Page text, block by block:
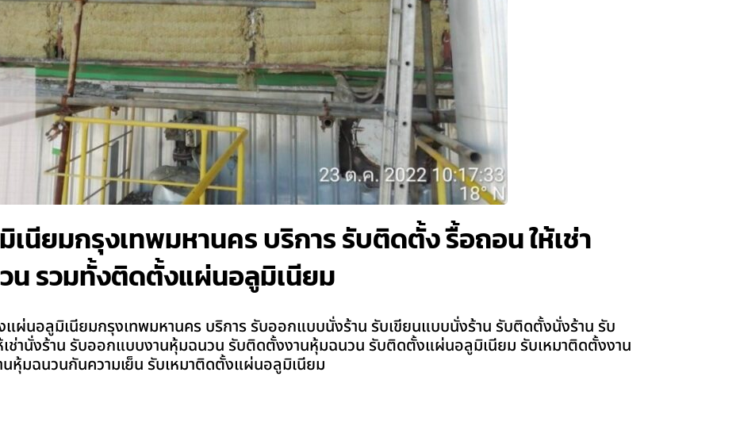
นียมกรุงเทพมหานคร บริการ รับติดตั้ง รื้อถอน ให้เช่า
น รวมทั้งติดตั้งแผ่นอลูมิเนียม
นอลูมิเนียมกรุงเทพมหานคร บริการ รับออกแบบนั่งร้าน รับเขียนแบบนั่งร้าน รับติดตั้งนั่งร้าน รับ
เช่านั่งร้าน รับออกแบบงานหุ้มฉนวน รับติดตั้งงานหุ้มฉนวน รับติดตั้งแผ่นอลูมิเนียม รับเหมาติดตั้งงาน
หุ้มฉนวนกันความเย็น รับเหมาติดตั้งแผ่นอลูมิเนียม